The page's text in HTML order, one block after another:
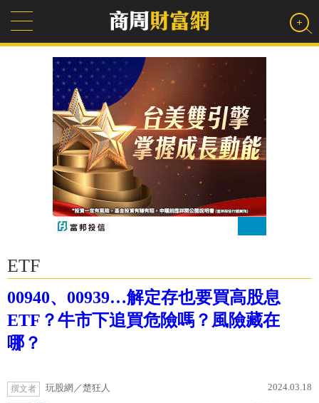
ETF
00940、00939…解定存也要買高股息
ETF？牛市下追買危險嗎？風險藏在
哪？
撰文者 玩股網／楚狂人 2024.03.18